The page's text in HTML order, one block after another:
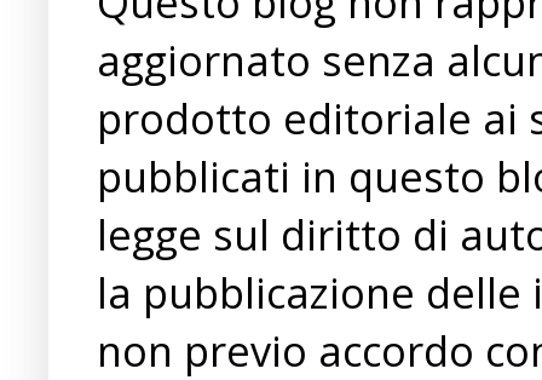
aggiornato senza
prodotto editoriale ai
pubblicati in questo
legge sul diritto di
la pubblicazione
non previo accordo